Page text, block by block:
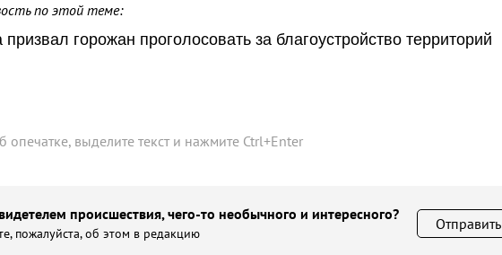
по этой теме:
горожан проголосовать за благоустройство территорий
опечатке, выделите текст и нажмите Ctrl+Enter
происшествия, чего-то необычного и интересного?
пожалуйста, об этом в редакцию
Отправить